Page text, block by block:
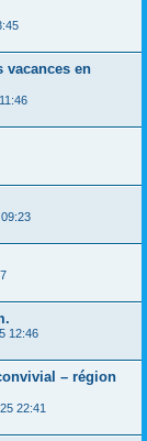
vacances en
12:46
– région
22:41